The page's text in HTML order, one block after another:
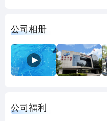
美、非洲、澳洲等地。 北斗
能”两大产品体系。以“北斗
位、自组网等技术，形成了
线。以军工品质为标准，打
的应用，形成了形变在线监
公司相册
公司福利